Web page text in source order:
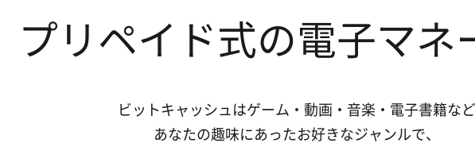
プリペイド式の電子マネ
ビットキャッシュはゲーム・動画・音楽・電子書籍など
あなたの趣味にあったお好きなジャンルで、